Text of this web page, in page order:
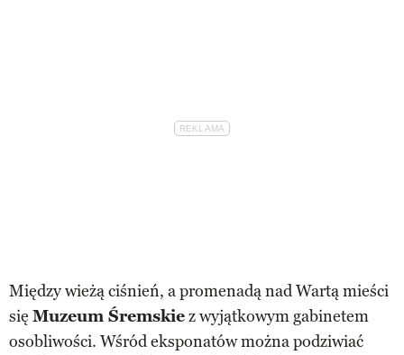
Między wieżą ciśnień, a promenadą nad Wartą mieści
się Muzeum Śremskiez wyjątkowym gabinetem
osobliwości. Wśród eksponatów można podziwiać